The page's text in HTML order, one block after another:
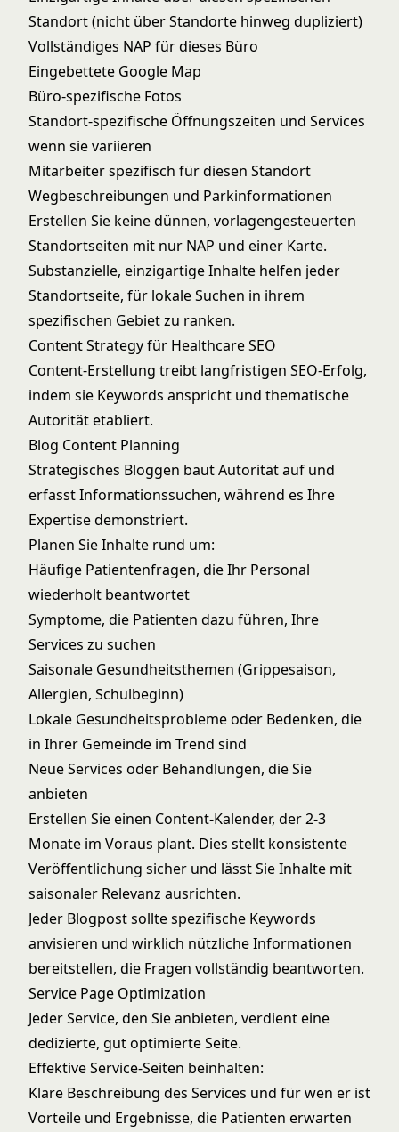
Standort (nicht über Standorte hinweg dupliziert)
Vollständiges NAP für dieses Büro
Eingebettete Google Map
Büro-spezifische Fotos
Standort-spezifische Öffnungszeiten und Services
wenn sie variieren
Mitarbeiter spezifisch für diesen Standort
Wegbeschreibungen und Parkinformationen
Erstellen Sie keine dünnen, vorlagengesteuerten
Standortseiten mit nur NAP und einer Karte.
Substanzielle, einzigartige Inhalte helfen jeder
Standortseite, für lokale Suchen in ihrem
spezifischen Gebiet zu ranken.
Content Strategy für Healthcare SEO
Content-Erstellung treibt langfristigen SEO-Erfolg,
indem sie Keywords anspricht und thematische
Autorität etabliert.
Blog Content Planning
Strategisches Bloggen baut Autorität auf und
erfasst Informationssuchen, während es Ihre
Expertise demonstriert.
Planen Sie Inhalte rund um:
Häufige Patientenfragen, die Ihr Personal
wiederholt beantwortet
Symptome, die Patienten dazu führen, Ihre
Services zu suchen
Saisonale Gesundheitsthemen (Grippesaison,
Allergien, Schulbeginn)
Lokale Gesundheitsprobleme oder Bedenken, die
in Ihrer Gemeinde im Trend sind
Neue Services oder Behandlungen, die Sie
anbieten
Erstellen Sie einen Content-Kalender, der 2-3
Monate im Voraus plant. Dies stellt konsistente
Veröffentlichung sicher und lässt Sie Inhalte mit
saisonaler Relevanz ausrichten.
Jeder Blogpost sollte spezifische Keywords
anvisieren und wirklich nützliche Informationen
bereitstellen, die Fragen vollständig beantworten.
Service Page Optimization
Jeder Service, den Sie anbieten, verdient eine
dedizierte, gut optimierte Seite.
Effektive Service-Seiten beinhalten:
Klare Beschreibung des Services und für wen er ist
Vorteile und Ergebnisse, die Patienten erwarten